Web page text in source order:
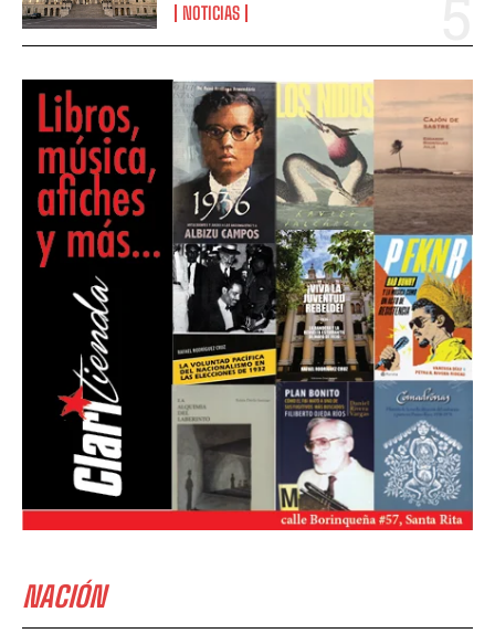
NOTICIAS
NACIÓN